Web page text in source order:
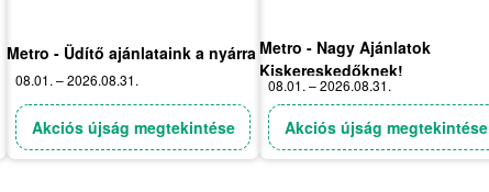
Metro - Üdítő ajánlataink a nyárra
08.01. – 2026.08.31.
Akciós újság megtekintése
Metro - Nagy Ajánlatok
Kiskereskedőknek!
08.01. – 2026.08.31.
Akciós újság megtekintése